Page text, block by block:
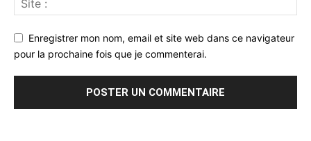
Enregistrer mon nom, email et site web dans ce navigateur
pour la prochaine fois que je commenterai.